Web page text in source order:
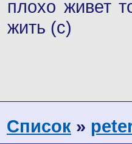
плохо живет
жить (с)
Список »